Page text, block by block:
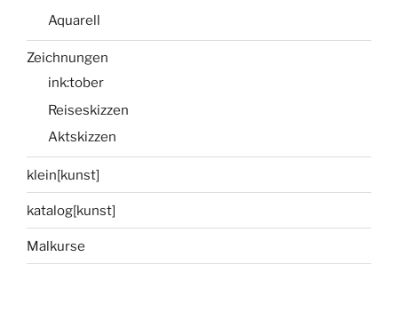
Aquarell
Zeichnungen
ink:tober
Reiseskizzen
Aktskizzen
klein[kunst]
katalog[kunst]
Malkurse